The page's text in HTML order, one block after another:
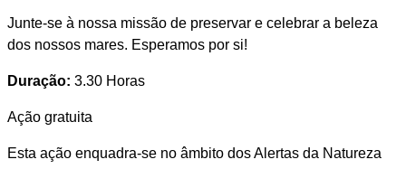
Junte-se à nossa missão de preservar e celebrar a beleza
dos nossos mares. Esperamos por si!
Duração: 3.30 Horas
Ação gratuita
Esta ação enquadra-se no âmbito dos Alertas da Natureza